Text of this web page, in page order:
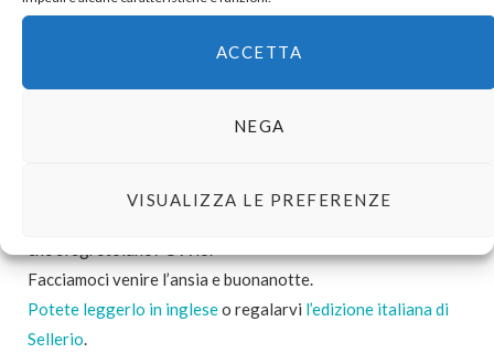
ACCETTA
NEGA
VISUALIZZA LE PREFERENZE
York coltivando ambizioni letterarie e inanellando fallimenti
scrittore, ma ciò non basterà a metterlo al sicuro. Malattia
Facciamoci venire l’ansia e buonanotte.
Potete leggerlo in ingleseo regalarvi l’edizione italiana di
Sellerio